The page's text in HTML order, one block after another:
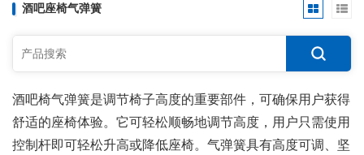
酒吧座椅气弹簧
酒吧椅气弹簧是调节椅子高度的重要部件，可确保用户获得
舒适的座椅体验。它可轻松顺畅地调节高度，用户只需使用
控制杆即可轻松升高或降低座椅。气弹簧具有高度可调、坚